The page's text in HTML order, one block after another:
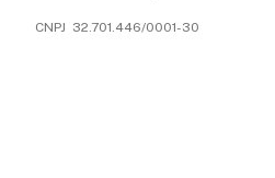
CNPJ 32.701.446/0001-30